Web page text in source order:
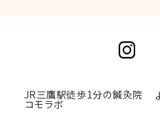
JR三鷹駅徒歩1分の鍼灸院
コモラボ